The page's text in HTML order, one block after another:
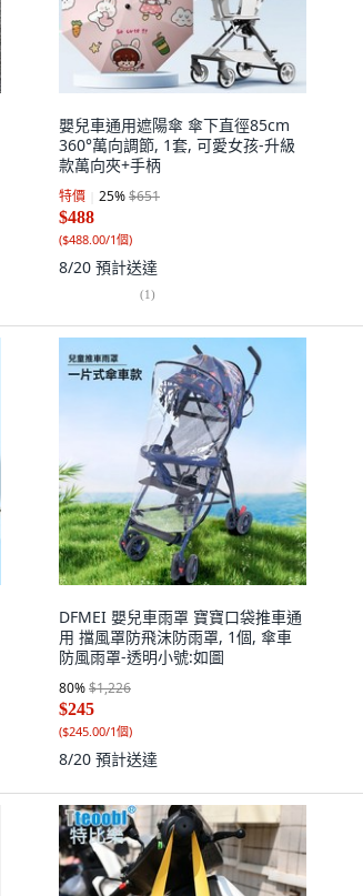
嬰兒車通用遮陽傘 傘下直徑85cm
360°萬向調節, 1套, 可愛女孩-升級
款萬向夾+手柄
特價 25%$651
$488
($488.00/1個)
8/20 預計送達
(1)
DFMEI 嬰兒車雨罩 寶寶口袋推車通
用 擋風罩防飛沫防雨罩, 1個, 傘車
防風雨罩-透明小號:如圖
80%$1,226
$245
($245.00/1個)
8/20 預計送達